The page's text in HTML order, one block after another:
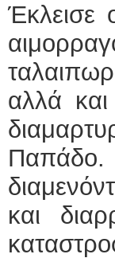
Έκλεισε
αλλά
Παπάδο.
και